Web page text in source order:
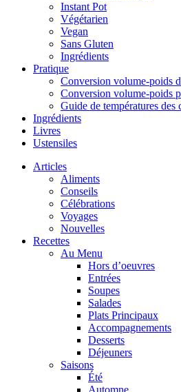
Instant Pot
Végétarien
Vegan
Sans Gluten
Ingrédients
Pratique
Conversion volume-poids
Conversion volume-poids
Guide de températures des
Ingrédients
Livres
Ustensiles
Articles
Aliments
Conseils
Célébrations
Voyages
Nouvelles
Recettes
Au Menu
Hors d’oeuvres
Entrées
Soupes
Salades
Plats Principaux
Accompagnements
Desserts
Déjeuners
Saisons
Été
Automne